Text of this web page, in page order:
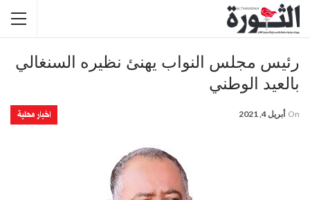
رئيس مجلس النواب يهنئ نظيره السنغالي
بالعيد الوطني
اخبار محلية On أبريل 4, 2021